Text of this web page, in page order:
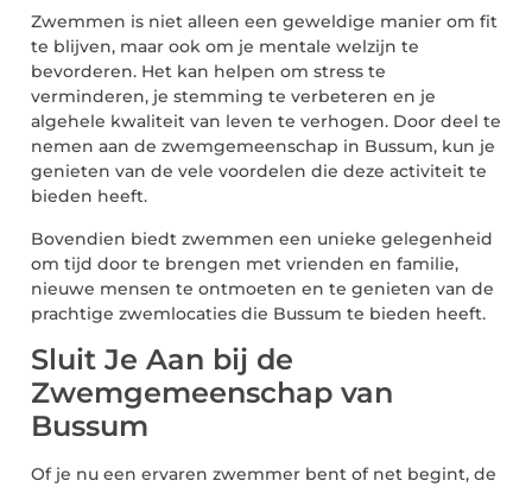
Zwemmen is niet alleen een geweldige manier om fit
te blijven, maar ook om je mentale welzijn te
bevorderen. Het kan helpen om stress te
verminderen, je stemming te verbeteren en je
algehele kwaliteit van leven te verhogen. Door deel te
nemen aan de zwemgemeenschap in Bussum, kun je
genieten van de vele voordelen die deze activiteit te
bieden heeft.
Bovendien biedt zwemmen een unieke gelegenheid
om tijd door te brengen met vrienden en familie,
nieuwe mensen te ontmoeten en te genieten van de
prachtige zwemlocaties die Bussum te bieden heeft.
Sluit Je Aan bij de
Zwemgemeenschap van
Bussum
Of je nu een ervaren zwemmer bent of net begint, de